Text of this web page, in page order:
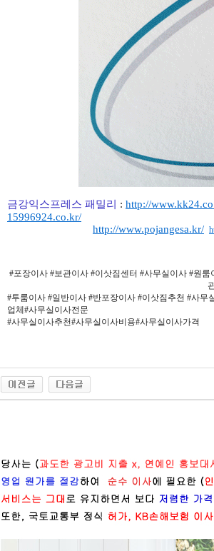
금강익스프레스 패밀리 : http://
15996924.co.kr/
http://www.pojangesa.kr/
#포장이사 #보관이사 #이삿짐센터 #사무실이사 #원
#투룸이사 #일반이사 #반포장이사 #이삿짐추천 #사
업체#사무실이사전문
#사무실이사추천#사무실이사비용#사무실이사가격